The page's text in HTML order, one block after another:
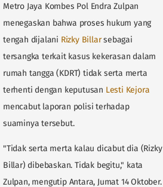
Metro Jaya Kombes Pol Endra Zulpan
menegaskan bahwa proses hukum yang
tengah dijalani Rizky Billarsebagai
tersangka terkait kasus kekerasan dalam
rumah tangga (KDRT) tidak serta merta
terhenti dengan keputusan Lesti Kejora
mencabut laporan polisi terhadap
suaminya tersebut.
"Tidak serta merta kalau dicabut dia (Rizky
Billar) dibebaskan. Tidak begitu," kata
Zulpan, mengutip Antara, Jumat 14 Oktober.